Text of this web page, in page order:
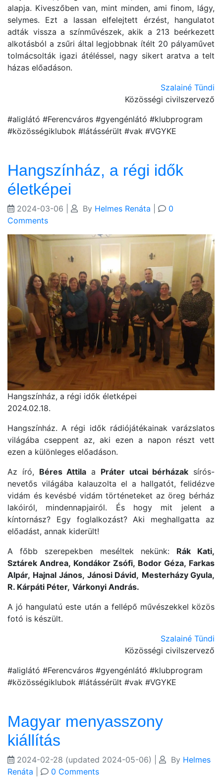
alapja. Kiveszőben van, mint minden, ami finom, lágy,
selymes. Ezt a lassan elfelejtett érzést, hangulatot
adták vissza a színművészek, akik a 213 beérkezett
alkotásból a zsűri által legjobbnak ítélt 20 pályaművet
tolmácsolták igazi átéléssel, nagy sikert aratva a telt
házas előadáson.
Szalainé Tündi
Közösségi civilszervező
#aliglátó #Ferencváros #gyengénlátó #klubprogram
#közösségiklubok #látássérült #vak #VGYKE
Hangszínház, a régi idők
életképei
2024-03-06 By Helmes Renáta
0
Comments
Hangszínház, a régi idők életképei
2024.02.18.
Hangszínház. A régi idők rádiójátékainak varázslatos
világába cseppent az, aki ezen a napon részt vett
ezen a különleges előadáson.
Az író, Béres Attila a Práter utcai bérházak sírós-
nevetős világába kalauzolta el a hallgatót, felidézve
vidám és kevésbé vidám történeteket az öreg bérház
lakóiról, mindennapjairól. És hogy mit jelent a
kíntornász? Egy foglalkozást? Aki meghallgatta az
előadást, annak kiderült!
A főbb szerepekben meséltek nekünk: Rák Kati,
Sztárek Andrea, Kondákor Zsófi, Bodor Géza, Farkas
Alpár, Hajnal János, Jánosi Dávid, Mesterházy Gyula,
R. Kárpáti Péter, Várkonyi András.
A jó hangulatú este után a fellépő művészekkel közös
fotó is készült.
Szalainé Tündi
Közösségi civilszervező
#aliglátó #Ferencváros #gyengénlátó #klubprogram
#közösségiklubok #látássérült #vak #VGYKE
Magyar menyasszony
kiállítás
2024-02-28 (updated 2024-05-06) By Helmes
Renáta
0 Comments